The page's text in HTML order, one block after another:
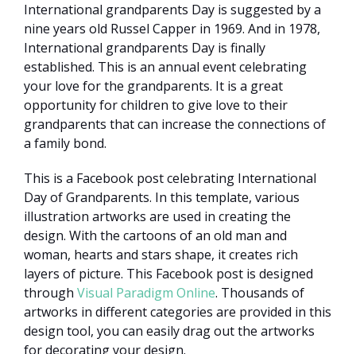
International grandparents Day is suggested by a
nine years old Russel Capper in 1969. And in 1978,
International grandparents Day is finally
established. This is an annual event celebrating
your love for the grandparents. It is a great
opportunity for children to give love to their
grandparents that can increase the connections of
a family bond.
This is a Facebook post celebrating International
Day of Grandparents. In this template, various
illustration artworks are used in creating the
design. With the cartoons of an old man and
woman, hearts and stars shape, it creates rich
layers of picture. This Facebook post is designed
through Visual Paradigm Online. Thousands of
artworks in different categories are provided in this
design tool, you can easily drag out the artworks
for decorating your design.